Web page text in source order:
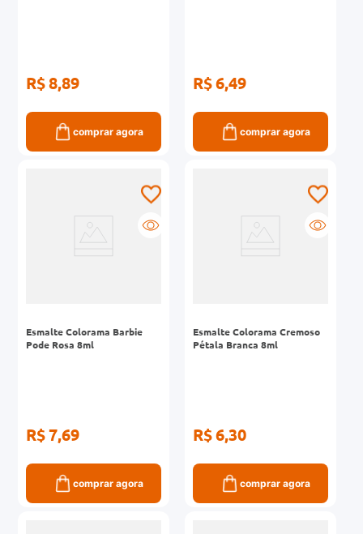
R$ 8,89
comprar agora
R$ 6,49
comprar agora
Esmalte Colorama Barbie
Pode Rosa 8ml
R$ 7,69
comprar agora
Esmalte Colorama Cremoso
Pétala Branca 8ml
R$ 6,30
comprar agora